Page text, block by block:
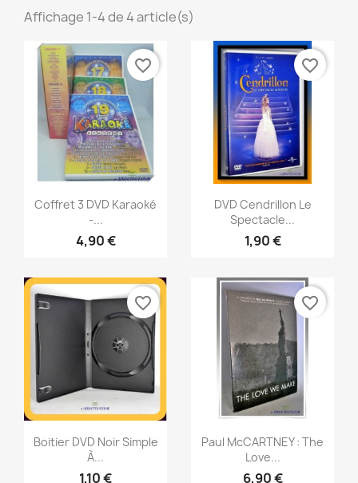
Affichage 1-4 de 4 article(s)
Aperçu rapide
Coffret 3 DVD Karaoké
-...
4,90 €
favorite_border
Aperçu rapide
DVD Cendrillon Le
Spectacle...
1,90 €
favorite_border
Aperçu rapide
Boitier DVD Noir Simple
À...
1,10 €
favorite_border
 Aperçu rapide
Paul McCARTNEY : The
Love...
6,90 €
favorite_border